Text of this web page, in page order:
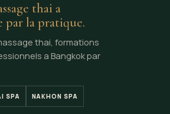
thai a
par la pratique.
thai, formations
a Bangkok par
SPA NAKHON SPA